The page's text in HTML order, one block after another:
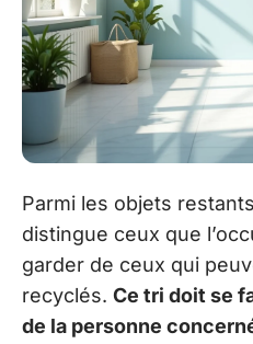
Parmi les objets
distingue ceux que
garder de ceux qui
recyclés. Ce tri doit se
de la personne